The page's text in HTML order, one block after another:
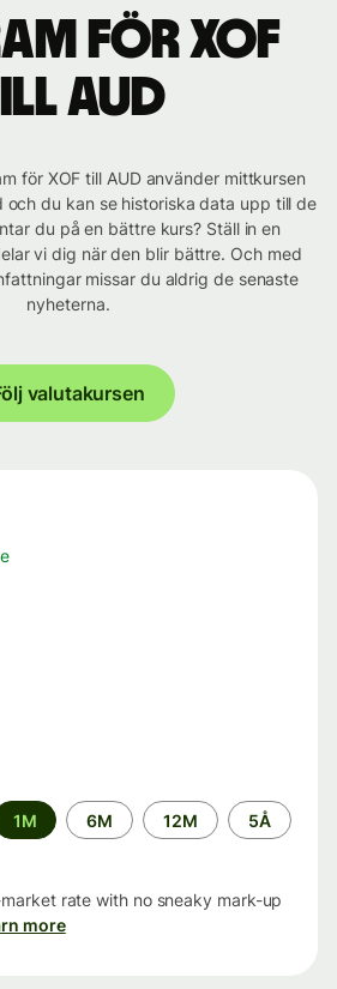
för XOF
AUD
för XOF till AUD använder mittkursen
och du kan se historiska data upp till de
du på en bättre kurs? Ställ in en
vi dig när den blir bättre. Och med
missar du aldrig de senaste
nyheterna.
valutakursen
1M 6M 12M 5Å
rate with no sneaky mark-up
more